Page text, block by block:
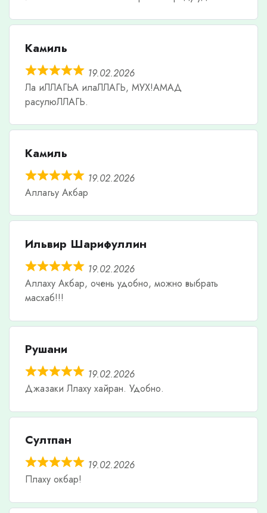
Камиль
19.02.2026
Ла иЛЛАГЬА илаЛЛАГЬ, МУХ!АМАД
расулюЛЛАГЬ.
Камиль
19.02.2026
Аллагьу Акбар
Ильвир Шарифуллин
19.02.2026
Аллаху Акбар, очень удобно, можно выбрать
масхаб!!!
Рушани
19.02.2026
Джазаки Ллаху хайран. Удобно.
Султпан
19.02.2026
Плаху окбар!